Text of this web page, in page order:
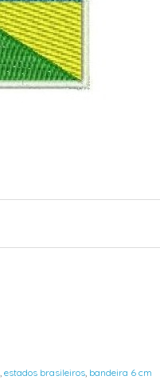
estados brasileiros bandeira 6 cm